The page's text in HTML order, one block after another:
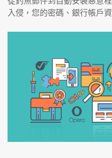
入侵，您的密碼、銀行帳戶